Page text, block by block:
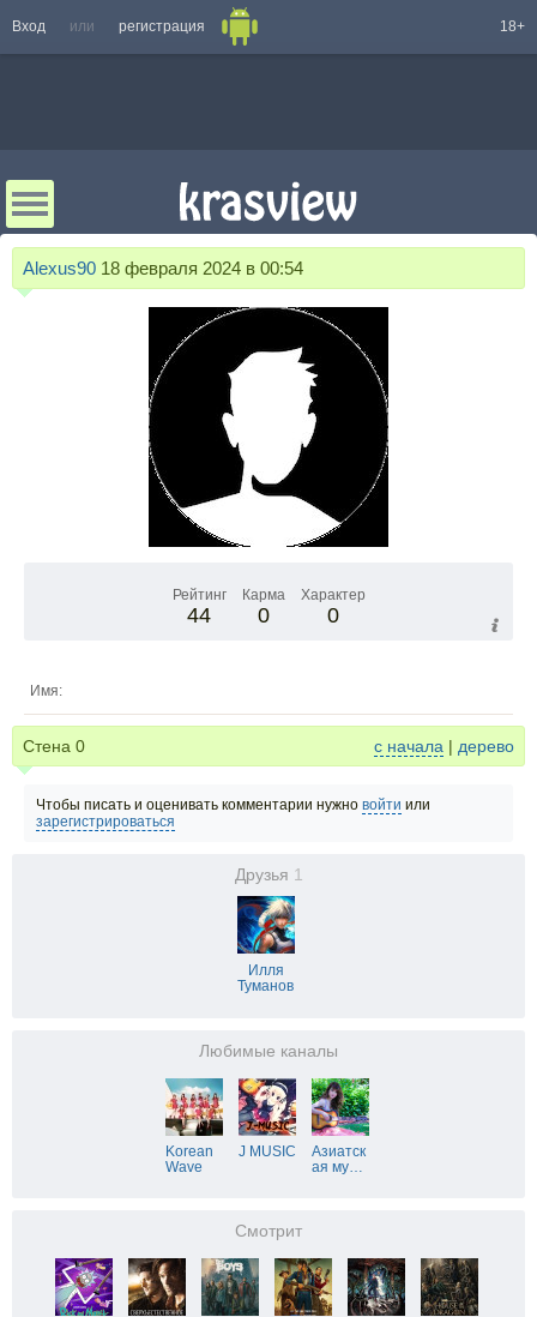
Вход или регистрация 18+
Alexus90 18 февраля 2024 в 00:54
Рейтинг
44
Карма
0
Характер
0
Имя:
Стена 0 с начала | дерево
Чтобы писать и оценивать комментарии нужно войти или
зарегистрироваться
Друзья 1
Илля
Туманов
Любимые каналы
Korean
Wave
J MUSIC
Азиатск
ая му…
Смотрит